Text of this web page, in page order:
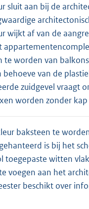
sluit aan bij de
wijkt af van de
te worden van
behoeve van de
zuidgevel vraagt
worden zonder kap
baksteen te
is bij het
toegepaste witten
voegen aan het
beschikt over